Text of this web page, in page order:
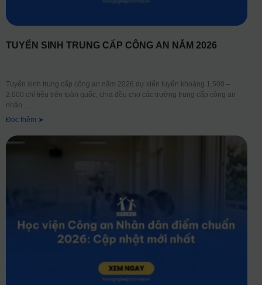
TUYỂN SINH TRUNG CẤP CÔNG AN NĂM 2026
Tuyển sinh trung cấp công an năm 2026 dự kiến tuyển khoảng 1.500 –
2.000 chỉ tiêu trên toàn quốc, chia đều cho các trường trung cấp công an
nhân
Đọc thêm ➤